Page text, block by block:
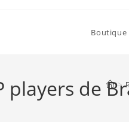
Boutique
players de >